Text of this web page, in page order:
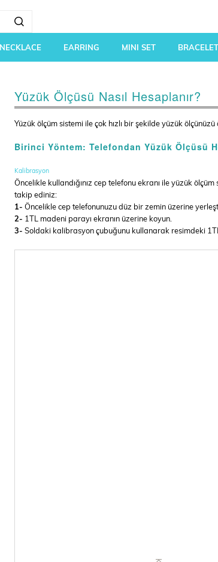
NECKLACE EARRING MINI SET BRACELET
Yüzük Ölçüsü Nasıl Hesaplanır?
Yüzük ölçüm sistemi ile çok hızlı bir şekilde yüzük
Birinci Yöntem: Telefondan Yüzük Ölçüsü
Kalibrasyon
Öncelikle kullandığınız cep telefonu ekranı ile yüzük
takip ediniz:
1- Öncelikle cep telefonunuzu düz bir zemin üzerine
2- 1TL madeni parayı ekranın üzerine koyun.
3- Soldaki kalibrasyon çubuğunu kullanarak resimdeki